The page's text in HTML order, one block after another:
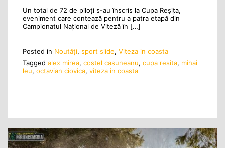
Un total de 72 de piloți s-au înscris la Cupa Reșița,
eveniment care contează pentru a patra etapă din
Campionatul Național de Viteză în […]
Posted in Noutăţi, sport slide, Viteza in coasta
Tagged alex mirea, costel casuneanu, cupa resita, mihai
leu, octavian ciovica, viteza in coasta